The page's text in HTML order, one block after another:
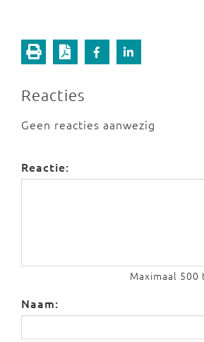
Reacties
Geen reacties aanwezig
Reactie:
Maximaal 500
Naam: